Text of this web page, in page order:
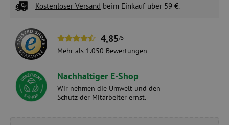
Kostenloser Versand beim Einkauf über 59 €.
4,85/5
Mehr als 1.050 Bewertungen
Nachhaltiger E-Shop
Wir nehmen die Umwelt und den
Schutz der Mitarbeiter ernst.